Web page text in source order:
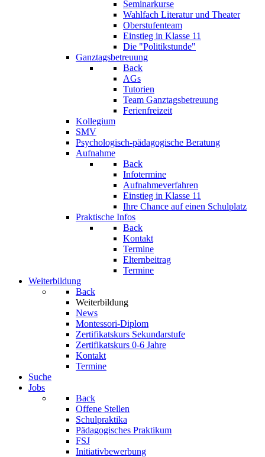
Seminarkurse
Wahlfach Literatur und Theater
Oberstufenteam
Einstieg in Klasse 11
Die "Politikstunde"
Ganztagsbetreuung
Back
AGs
Tutorien
Team Ganztagsbetreuung
Ferienfreizeit
Kollegium
SMV
Psychologisch-pädagogische Beratung
Aufnahme
Back
Infotermine
Aufnahmeverfahren
Einstieg in Klasse 11
Ihre Chance auf einen Schulplatz
Praktische Infos
Back
Kontakt
Termine
Elternbeitrag
Termine
Weiterbildung
Back
Weiterbildung
News
Montessori-Diplom
Zertifikatskurs Sekundarstufe
Zertifikatskurs 0-6 Jahre
Kontakt
Termine
Suche
Jobs
Back
Offene Stellen
Schulpraktika
Pädagogisches Praktikum
FSJ
Initiativbewerbung